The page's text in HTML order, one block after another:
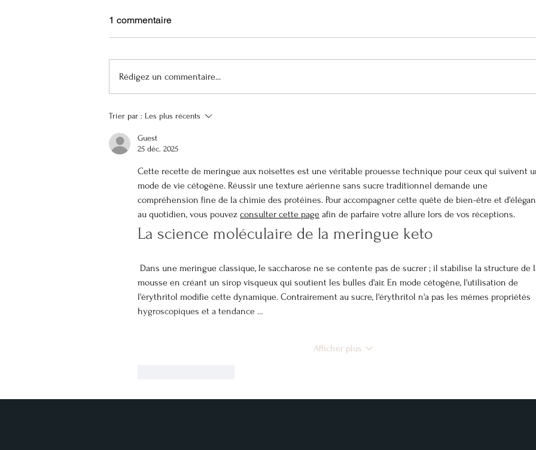
1 commentaire
Rédigez un commentaire...
Trier par : Les plus récents
Guest
25 déc. 2025
Cette recette de meringue aux noisettes est une véritable prouesse technique pour ceux qui suivent
mode de vie cétogène. Réussir une texture aérienne sans sucre traditionnel demande une
compréhension fine de la chimie des protéines. Pour accompagner cette quête de bien-être et
au quotidien, vous pouvez consulter cette page afin de parfaire votre allure lors de vos réceptions.
La science moléculaire de la meringue keto
mousse en créant un sirop visqueux qui soutient les bulles d'air. En mode cétogène, l'utilisation de
l'érythritol modifie cette dynamique. Contrairement au sucre, l'érythritol n'a pas les mêmes propriétés
hygroscopiques et a tendance …
Afficher plus